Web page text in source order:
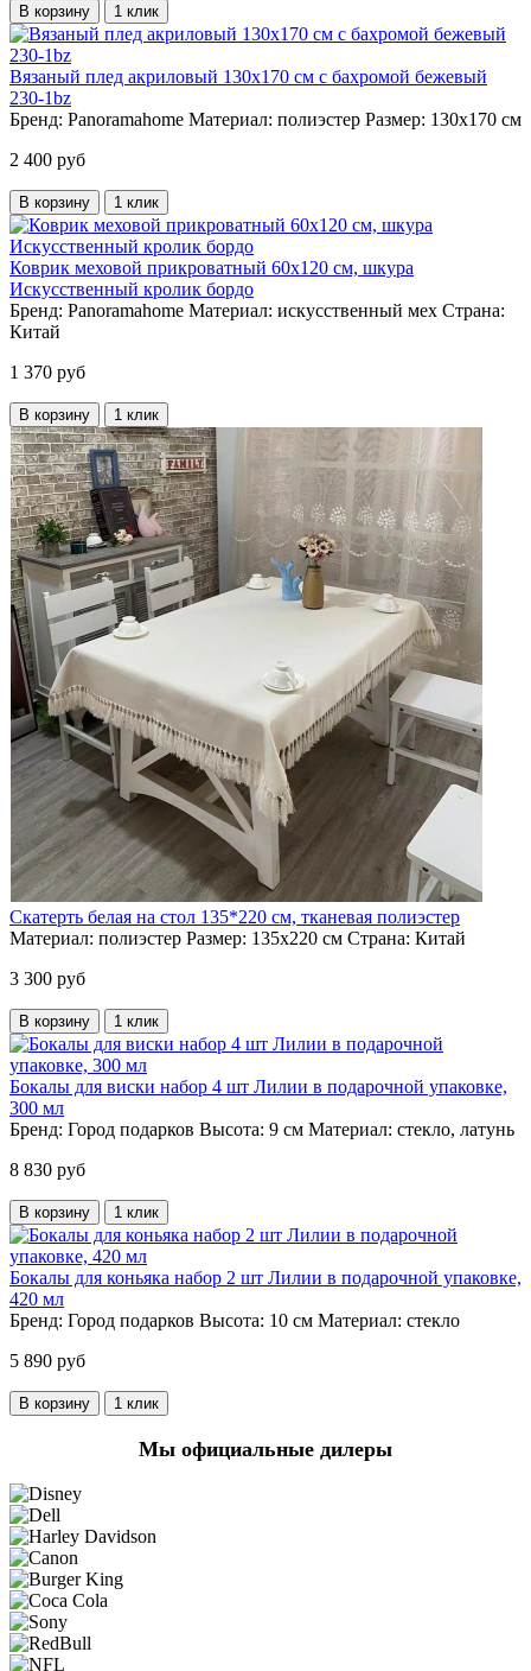
В корзину 1 клик
Вязаный плед акриловый 130х170 см с бахромой бежевый
230-1bz
Бренд: Panoramahome Материал: полиэстер Размер: 130х170 см
2 400 руб
В корзину 1 клик
Коврик меховой прикроватный 60х120 см, шкура
Искусственный кролик бордо
Бренд: Panoramahome Материал: искусственный мех Страна:
Китай
1 370 руб
В корзину 1 клик
Скатерть белая на стол 135*220 см, тканевая полиэстер
Материал: полиэстер Размер: 135х220 см Страна: Китай
3 300 руб
В корзину 1 клик
Бокалы для виски набор 4 шт Лилии в подарочной упаковке,
300 мл
Бренд: Город подарков Высота: 9 см Материал: стекло, латунь
8 830 руб
В корзину 1 клик
Бокалы для коньяка набор 2 шт Лилии в подарочной упаковке,
420 мл
Бренд: Город подарков Высота: 10 см Материал: стекло
5 890 руб
В корзину 1 клик
Мы официальные дилеры